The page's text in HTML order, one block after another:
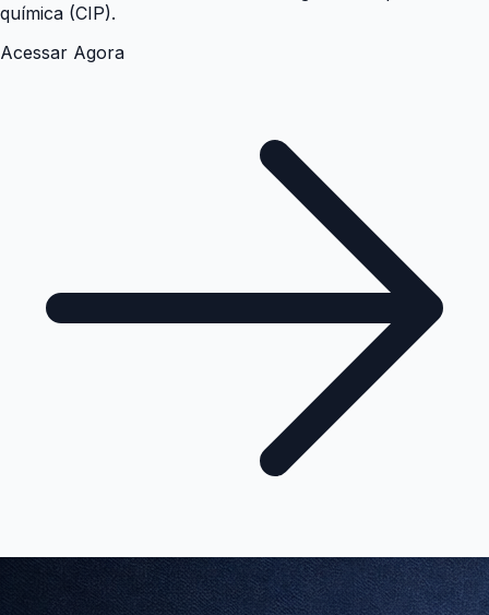
química (CIP).
Acessar Agora